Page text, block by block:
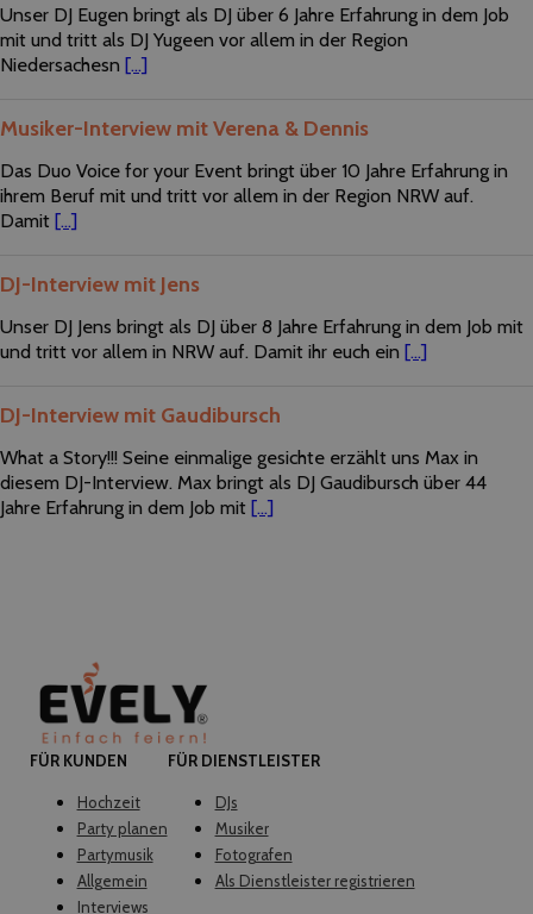
Unser DJ Eugen bringt als DJ über 6 Jahre Erfahrung in dem Job
mit und tritt als DJ Yugeen vor allem in der Region
Niedersachesn [...]
Musiker-Interview mit Verena & Dennis
Das Duo Voice for your Event bringt über 10 Jahre Erfahrung in
ihrem Beruf mit und tritt vor allem in der Region NRW auf.
Damit [...]
DJ-Interview mit Jens
Unser DJ Jens bringt als DJ über 8 Jahre Erfahrung in dem Job mit
und tritt vor allem in NRW auf. Damit ihr euch ein [...]
DJ-Interview mit Gaudibursch
What a Story!!! Seine einmalige gesichte erzählt uns Max in
diesem DJ-Interview. Max bringt als DJ Gaudibursch über 44
Jahre Erfahrung in dem Job mit [...]
FÜR KUNDEN
Hochzeit
Party planen
Partymusik
Allgemein
Interviews
FÜR DIENSTLEISTER
DJs
Musiker
Fotografen
Als Dienstleister registrieren